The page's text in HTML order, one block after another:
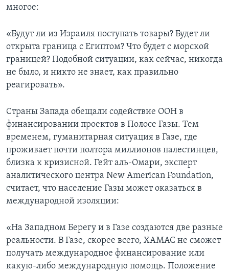
многое:
«Будут ли из Израиля поступать товары? Будет ли
открыта граница с Египтом? Что будет с морской
границей? Подобной ситуации, как сейчас, никогда
не было, и никто не знает, как правильно
реагировать».
Страны Запада обещали содействие ООН в
финансировании проектов в Полосе Газы. Тем
временем, гуманитарная ситуация в Газе, где
проживает почти полтора миллионов палестинцев,
близка к кризисной. Гейт аль-Омари, эксперт
аналитического центра New American Foundation,
считает, что население Газы может оказаться в
международной изоляции:
«На Западном Берегу и в Газе создаются две разные
реальности. В Газе, скорее всего, ХАМАС не сможет
получать международное финансирование или
какую-либо международную помощь. Положение